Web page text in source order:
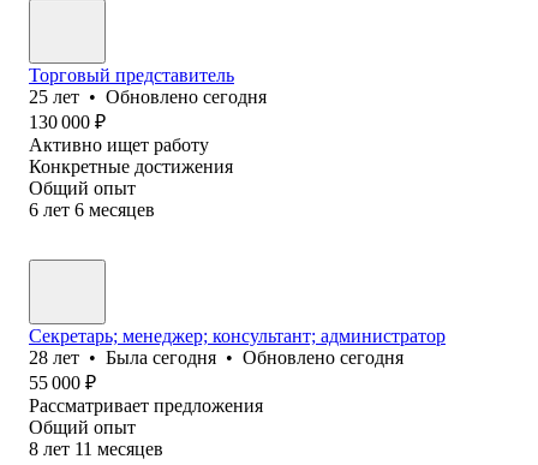
Торговый представитель
25 лет • Обновлено сегодня
130 000 ₽
Активно ищет работу
Конкретные достижения
Общий опыт
6 лет 6 месяцев
Секретарь; менеджер; консультант; администратор
28 лет • Была сегодня • Обновлено сегодня
55 000 ₽
Рассматривает предложения
Общий опыт
8 лет 11 месяцев